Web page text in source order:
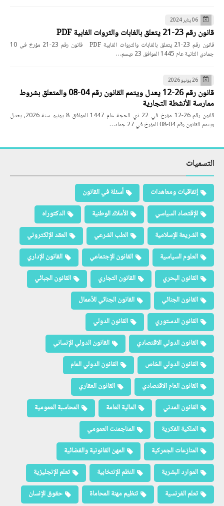
06 يناير 2024
قانون رقم 23-21 يتعلق بالغابات والثروات الغابية PDF
قانون رقم 23-21 يتعلق بالغابات والثروات الغابية PDF قانون رقم 23-21 مؤرخ في 10
جمادي الثانية عام 1445 الموافق 23 ديسم…
26 يونيو 2026
قانون رقم 26-12 يعدل ويتمم القانون رقم 04-08 والمتعلق بشروط
ممارسة الأنشطة التجارية
قانون رقم 26-12 مؤرخ في 22 ذي الحجة عام 1447 الموافق 8 يونيو سنة 2026، يعدل
ويتمم القانون رقم 04-08 المؤرخ في 27 جماد…
التسميات
إتفاقيات ومعاهدات
أسئلة في القانون
الإقتصاد السياسي
الأملاك الوطنية
الدكتوراه
الشريعة الإسلامية
الطب الشرعي
العقد الإلكتروني
العلوم السياسية
القانون الإجتماعي
القانون الإداري
القانون البحري
القانون التجاري
القانون الجبائي
القانون الجنائي
القانون الجنائي للأعمال
القانون الدستوري
القانون الدولي
القانون الدولي الاقتصادي
القانون الدولي الإنساني
القانون الدولي الخاص
القانون الدولي العام
القانون العام الاقتصادي
القانون العقاري
القانون المدني
المالية العامة
المحاسبة العمومية
الملكية الفكرية
المناجمنت العمومي
المنازعات الجمركية
المهن القانونية والقضائية
الموارد البشرية
النظم الإنتخابية
تعلم الإنجليزية
تعلم الفرنسية
تنظيم مهنة المحاماة حقوق الإنسان